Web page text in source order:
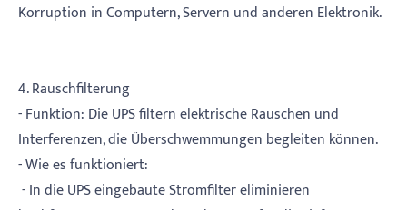
Korruption in Computern, Servern und anderen Elektronik.
4. Rauschfilterung
- Funktion: Die UPS filtern elektrische Rauschen und
Interferenzen, die Überschwemmungen begleiten können.
- Wie es funktioniert:
- In die UPS eingebaute Stromfilter eliminieren